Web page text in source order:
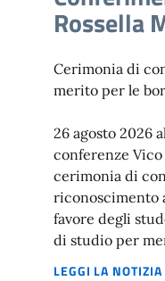
Rossella
Cerimonia di
merito per le
26 agosto 2026
conferenze Vico
cerimonia di
riconoscimento
favore degli
di studio per
LEGGI LA NOTIZIA